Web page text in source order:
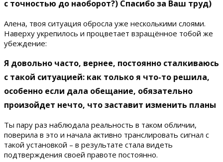
с точностью до наоборот?) Спасибо за Ваш труд)
Алена, твоя ситуация обросла уже несколькими слоями.
Наверху укрепилось и процветает взращённое тобой же
убеждение:
Я довольно часто, вернее, постоянно сталкиваюсь
с такой ситуацией: как только я что-то решила,
особенно если дала обещание, обязательно
произойдет нечто, что заставит изменить планы
Ты пару раз наблюдала реальность в таком обличии,
поверила в это и начала активно транслировать сигнал с
такой установкой – в результате стала видеть
подтверждения своей правоте постоянно.